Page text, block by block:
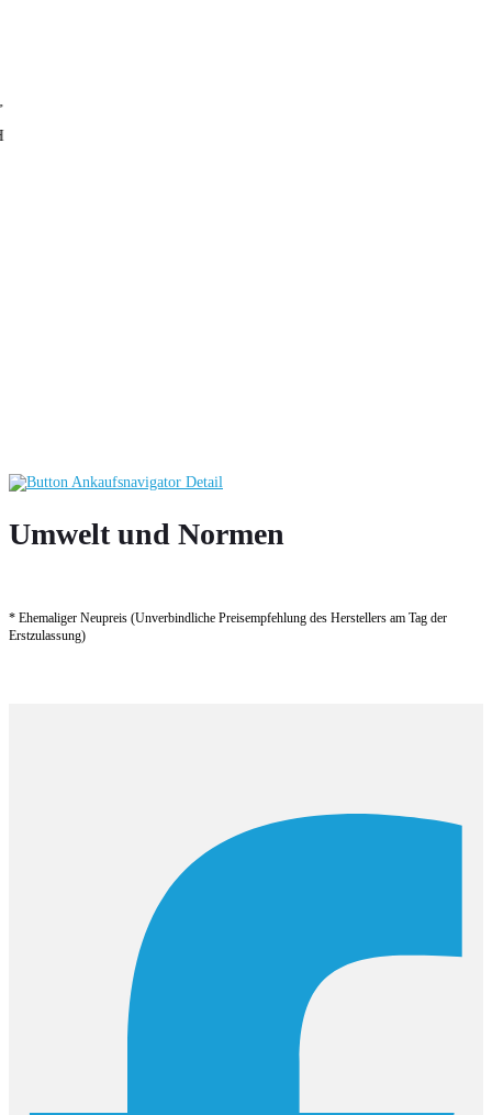
Umwelt und Normen
* Ehemaliger Neupreis (Unverbindliche Preisempfehlung des Herstellers am Tag der
Erstzulassung)